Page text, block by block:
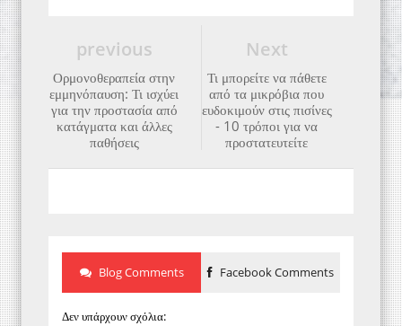
Next
Τι μπορείτε να πάθετε
από τα μικρόβια που
ευδοκιμούν στις πισίνες
- 10 τρόποι για να
προστατευτείτε
previous
Ορμονοθεραπεία στην
εμμηνόπαυση: Τι ισχύει
για την προστασία από
κατάγματα και άλλες
παθήσεις
Blog Comments Facebook Comments
Δεν υπάρχουν σχόλια: